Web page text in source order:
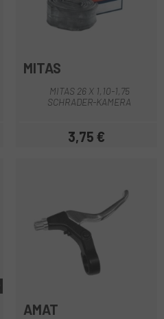
MITAS
MITAS 26 X 1,10-1,75
SCHRADER-KAMERA
Preis
3,75 €
AMAT